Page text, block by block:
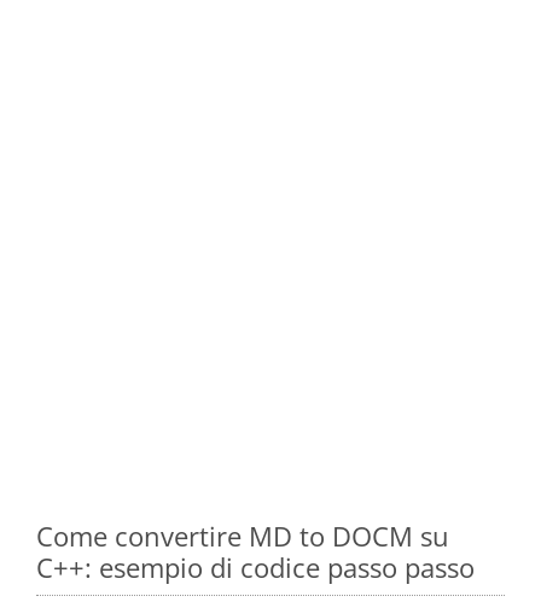
Come convertire MD to DOCM su
C++: esempio di codice passo passo